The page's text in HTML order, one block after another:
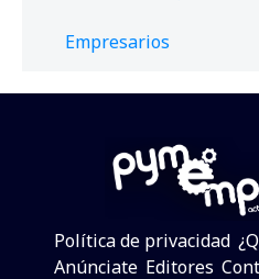
Empresarios
Política de privacidad
Anúnciate Editores